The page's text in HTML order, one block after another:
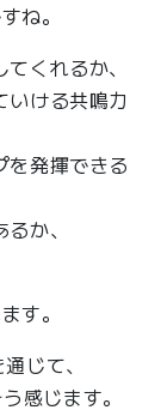
ね。
くれるか、
ける共鳴力
を発揮できる
か、
す。
じて、
感じます。